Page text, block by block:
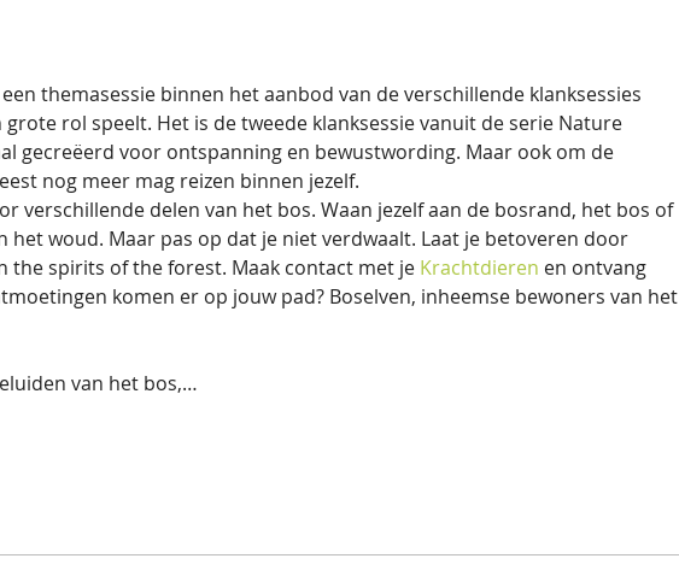
themasessie binnen het aanbod van de verschillende klanksessies
rol speelt. Het is de tweede klanksessie vanuit de serie Nature
gecreëerd voor ontspanning en bewustwording. Maar ook om de
nog meer mag reizen binnen jezelf.
verschillende delen van het bos. Waan jezelf aan de bosrand, het bos of
het woud. Maar pas op dat je niet verdwaalt. Laat je betoveren door
the spirits of the forest. Maak contact met je Krachtdieren en ontvang
komen er op jouw pad? Boselven, inheemse bewoners van het
van het bos,…